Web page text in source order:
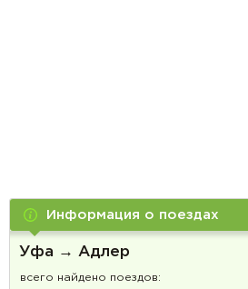
Информация о поездах
Уфа → Адлер
всего найдено поездов: